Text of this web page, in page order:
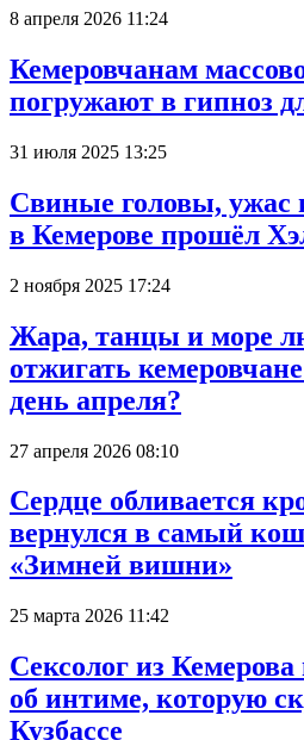
8 апреля 2026 11:24
Кемеровчанам
погружают в гипноз
31 июля 2025 13:25
Свиные головы, ужас
в Кемерове прошёл
2 ноября 2025 17:24
Жара, танцы и море
отжигать
день апреля?
27 апреля 2026 08:10
Сердце обливается
вернулся в самый
«Зимней вишни»
25 марта 2026 11:42
Сексолог из
об интиме, которую
Кузбассе